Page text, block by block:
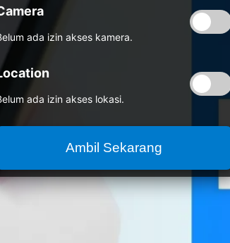
ada izin akses kamera.
ada izin akses lokasi.
Ambil Sekarang